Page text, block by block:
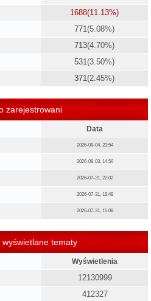
1688(11.13%)
771 (5.08%)
713(4.70%)
531 (3.50%)
371 (2.45%)
zarejestrowani
Data
2026-08-04, 23:54
2026-08-03, 14:56
2026-07-31, 22:02
2026-07-31, 19:49
2026-07-31, 15:08
wyświetlane tematy
Wyświetlenia
12130999
412327